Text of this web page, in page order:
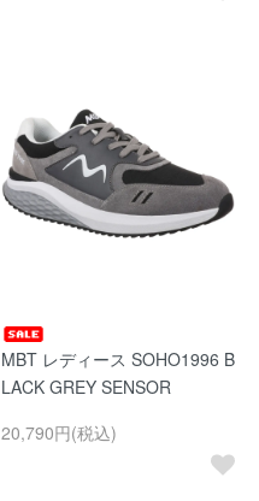
MBT レディース SOHO1996 B
LACK GREY SENSOR
20,790円(税込)